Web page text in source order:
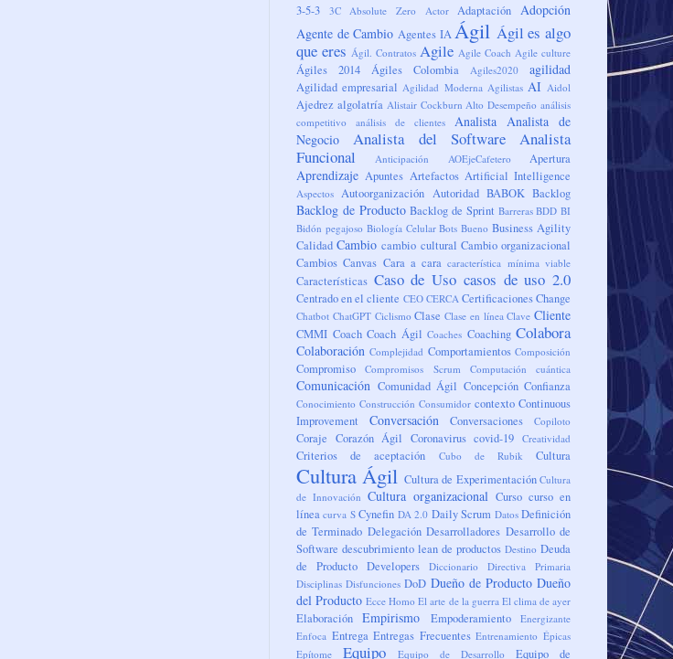
3-5-3
3C Absolute Zero Actor Adaptación Adopción
Agente de Cambio Agentes IA Ágil Ágil es algo
que eres Ágil. Contratos Agile Agile Coach Agile culture
Ágiles 2014 Ágiles Colombia Agiles2020 agilidad
Agilidad empresarial Agilidad Moderna Agilistas AI Aidol
Ajedrez algolatría Alistair Cockburn Alto Desempeño análisis
competitivo
análisis de clientes Analista Analista de
Negocio
Analista del Software
Analista
Funcional
Anticipación AOEjeCafetero Apertura
Aprendizaje Apuntes Artefactos Artificial Intelligence
Aspectos Autoorganización Autoridad BABOK Backlog
Backlog de Producto Backlog de Sprint Barreras BDD BI
Bidón pegajoso Biología Celular Bots Bueno Business Agility
Calidad Cambio cambio cultural Cambio organizacional
Cambios Canvas Cara a cara característica mínima viable
Características Caso de Uso casos de uso 2.0
Centrado en el cliente CEO CERCA CertificacionesChange
Chatbot ChatGPT Ciclismo Clase Clase en línea Clave Cliente
CMMI Coach Coach Ágil Coaches Coaching Colabora
Colaboración Complejidad Comportamientos Composición
Compromiso Compromisos Scrum Computación cuántica
Comunicación Comunidad Ágil Concepción Confianza
Conocimiento Construcción Consumidor contexto Continuous
Improvement
Conversación Conversaciones Copiloto
Coraje Corazón Ágil Coronavirus covid-19 Creatividad
Criterios de aceptación Cubo de Rubik Cultura
Cultura Ágil Cultura de Experimentación Cultura
de Innovación Cultura organizacional Curso curso en
línea curva S Cynefin DA 2.0 Daily Scrum Datos Definición
de Terminado Delegación Desarrolladores Desarrollo de
Software descubrimiento lean de productos Destino Deuda
de Producto Developers Diccionario
Directiva Primaria
Disciplinas Disfunciones DoD Dueño de Producto Dueño
del Producto Ecce Homo El arte de la guerra El clima de ayer
Elaboración Empirismo Empoderamiento
Energizante
Enfoca Entrega Entregas Frecuentes Entrenamiento Épicas
Epítome
Equipo Equipo de Desarrollo
Equipo de